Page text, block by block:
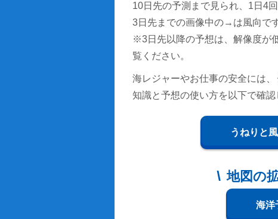
10日先の予測まで見られ、1日4
3日先までの画像中の→は風向です
※3日先以降の予想は、解像度が
覧ください。
海レジャーやお仕事の安全には
知識と予想の使い方を以下で確認
うねりと
地図の
海洋